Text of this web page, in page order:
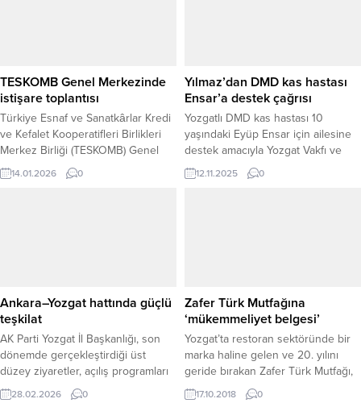
vurguladı. Ziyarette, diyabetik
öğrencilerin...
TESKOMB Genel Merkezinde
istişare toplantısı
Türkiye Esnaf ve Sanatkârlar Kredi
ve Kefalet Kooperatifleri Birlikleri
Merkez Birliği (TESKOMB) Genel
Merkezinde, AK Parti Yozgat
teşkilatının katılımıyla kapsamlı bir
Başkanı Hasan Kandemir...
14.01.2026 0
Yılmaz’dan DMD kas hastası
Ensar’a destek çağrısı
Yozgatlı DMD kas hastası 10
yaşındaki Eyüp Ensar için ailesine
destek amacıyla Yozgat Vakfı ve
İstanbul Yozgatlılar Federasyonu
(İYF) ziyaret gerçekleştirildi.
göstereceklerini ifade etti....
12.11.2025 0
Ankara–Yozgat hattında güçlü
teşkilat
AK Parti Yozgat İl Başkanlığı, son
dönemde gerçekleştirdiği üst
düzey ziyaretler, açılış programları
ve yatırım organizasyonlarıyla
28.02.2026 0
Zafer Türk Mutfağına
‘mükemmeliyet belgesi’
Yozgat’ta restoran sektöründe bir
marka haline gelen ve 20. yılını
geride bırakan Zafer Türk Mutfağı,
TripAdvisor ‘Mükemmellik
17.10.2018 0